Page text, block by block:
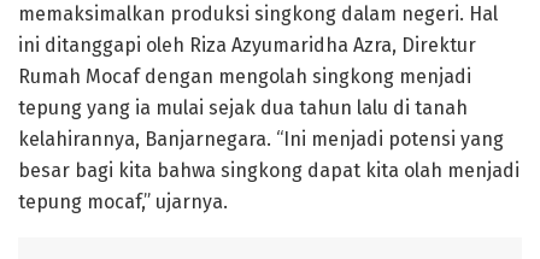
memaksimalkan produksi singkong dalam negeri. Hal
ini ditanggapi oleh Riza Azyumaridha Azra, Direktur
Rumah Mocaf dengan mengolah singkong menjadi
tepung yang ia mulai sejak dua tahun lalu di tanah
kelahirannya, Banjarnegara. “Ini menjadi potensi yang
besar bagi kita bahwa singkong dapat kita olah menjadi
tepung mocaf,” ujarnya.